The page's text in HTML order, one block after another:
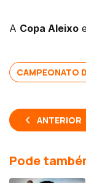
A Copa Aleixo
CAMPEONATO
ANTERIOR
Pode